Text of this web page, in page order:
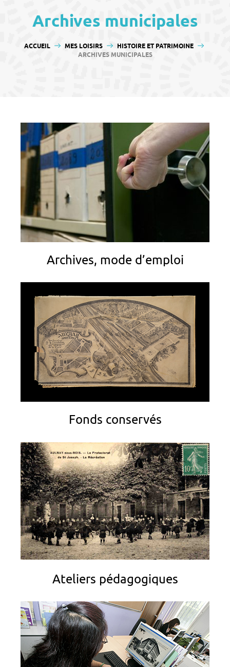
Archives municipales
VOUS ÊTES ICI :
ACCUEIL MES LOISIRS
HISTOIRE ET PATRIMOINE
ARCHIVES MUNICIPALES
Archives, mode d’emploi
Fonds conservés
Ateliers pédagogiques